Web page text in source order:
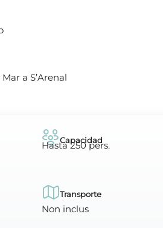
a S’Arenal
Capacidad
Hasta 250 pers.
Transporte
Non inclus